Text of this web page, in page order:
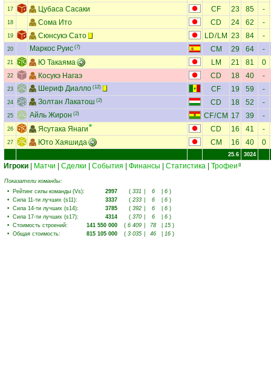
17 Цубаса Сасаки CF 23 85 -
18 Сома Ито CD 24 62 -
19 Сюнсукэ Сато LD/ LM 23 84 -
20 Маркос Руис (7) CM 29 64 -
21 Ю Такаяма LM 21 81 0
22 Косукэ Нагаэ CD 18 40 -
23 Шериф Диалло (12) CF 19 59 -
24 Золтан Лакатош (2) CD 18 52 -
25 Айль Жирон (2) CF/CM 17 39 -
26 Ясутака Янаги CD 16 41 -
27 Юто Хаяшида CM 16 40 0
25.6 3024
Игроки Матчи Сделки События Финансы Статистика Трофеи 8
Показатели команды:
• Рейтинг силы команды (Vs): 2997 ( 331 6 6 )
• Сила 11-ти лучших (s11): 3337 ( 233 6 6 )
• Сила 14-ти лучших (s14): 3785 ( 392 6 6 )
• Сила 17-ти лучших (s17): 4314 ( 370 6 6 )
• Стоимость строений: 141 550 000 ( 6 409 78 15 )
• Общая стоимость: 815 105 000 ( 3 035 46 16 )